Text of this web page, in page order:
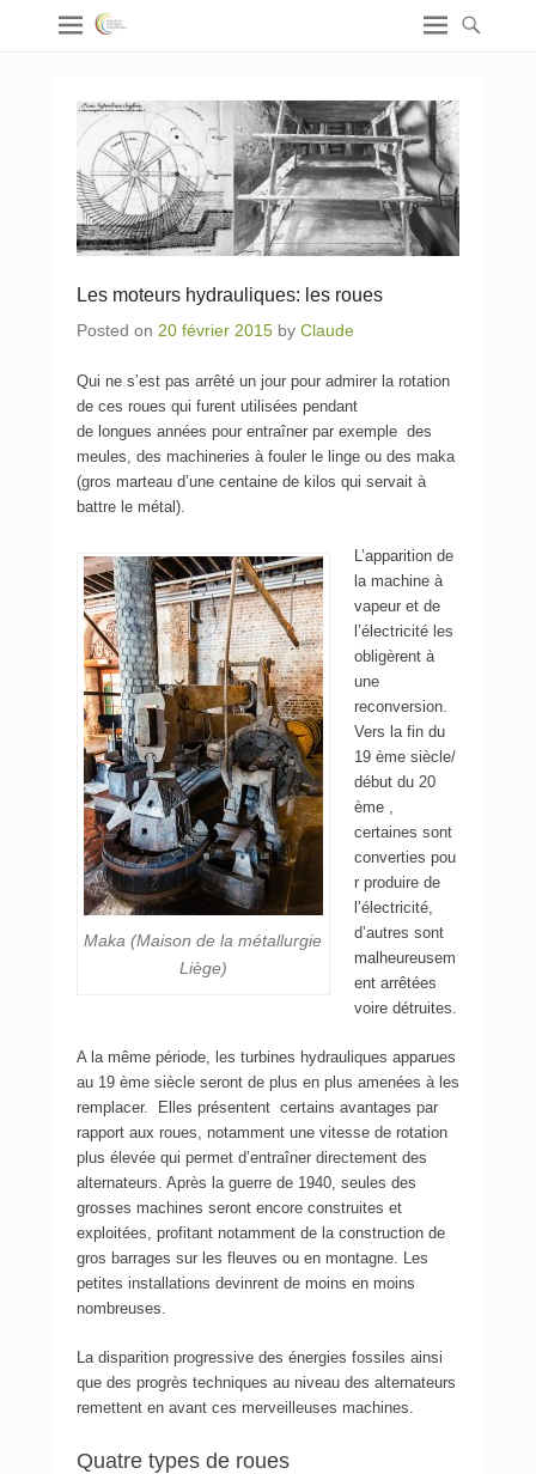
Les moteurs hydrauliques: les roues
Posted on 20 février 2015 by Claude
Qui ne s’est pas arrêté un jour pour admirer la rotation
de ces roues qui furent utilisées pendant
de longues années pour entraîner par exemple des
meules, des machineries à fouler le linge ou des maka
(gros marteau d’une centaine de kilos qui servait à
battre le métal).
Maka (Maison de la métallurgie
Liège)
L’apparition de
la machine à
vapeur et de
l’électricité les
obligèrent à
une
reconversion.
Vers la fin du
19 ème siècle/
début du 20
ème ,
certaines sont
converties pou
r produire de
l’électricité,
d’autres sont
malheureusem
ent arrêtées
voire détruites.
A la même période, les turbines hydrauliques apparues
au 19 ème siècle seront de plus en plus amenées à les
remplacer. Elles présentent certains avantages par
rapport aux roues, notamment une vitesse de rotation
plus élevée qui permet d’entraîner directement des
alternateurs. Après la guerre de 1940, seules des
grosses machines seront encore construites et
exploitées, profitant notamment de la construction de
gros barrages sur les fleuves ou en montagne. Les
petites installations devinrent de moins en moins
nombreuses.
La disparition progressive des énergies fossiles ainsi
que des progrès techniques au niveau des alternateurs
remettent en avant ces merveilleuses machines.
Quatre types de roues